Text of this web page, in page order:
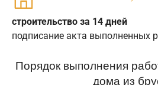
строительство за 14 дней
подписание акта выполненных
Порядок выполнения
дома из